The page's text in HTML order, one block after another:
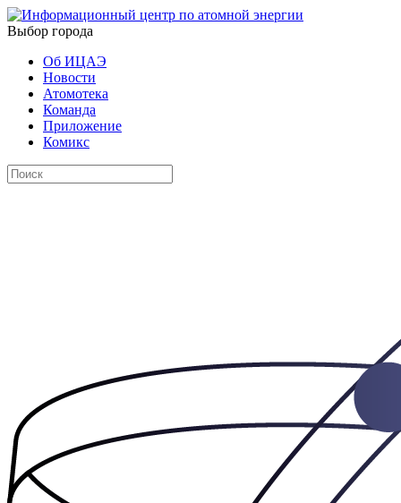
Выбор города
Об ИЦАЭ
Новости
Атомотека
Команда
Приложение
Комикс